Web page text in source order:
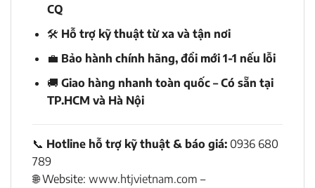
CQ
🛠 Hỗ trợ kỹ thuật từ xa và tận nơi
💼 Bảo hành chính hãng, đổi mới 1-1 nếu lỗi
🚚 Giao hàng nhanh toàn quốc – Có sẵn tại
TP.HCM và Hà Nội
📞 Hotline hỗ trợ kỹ thuật & báo giá: 0936 680
789
🌐 Website: www.htjvietnam.com –